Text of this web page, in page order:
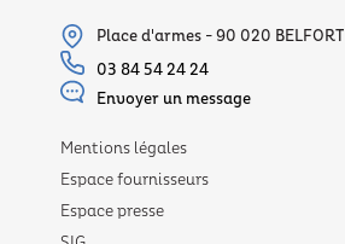
Place d'armes - 90 020 BELFORT
03 84 54 24 24
Envoyer un message
Mentions légales
Espace fournisseurs
Espace presse